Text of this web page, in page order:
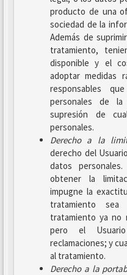
producto de una
sociedad de la
Además de
tratamiento,
disponible y el
adoptar medidas
responsables
personales de
supresión de
personales.
Derecho a la
derecho del
datos
obtener la
impugne la
tratamiento
tratamiento ya no
pero el
reclamaciones; y
al tratamiento.
Derecho a la